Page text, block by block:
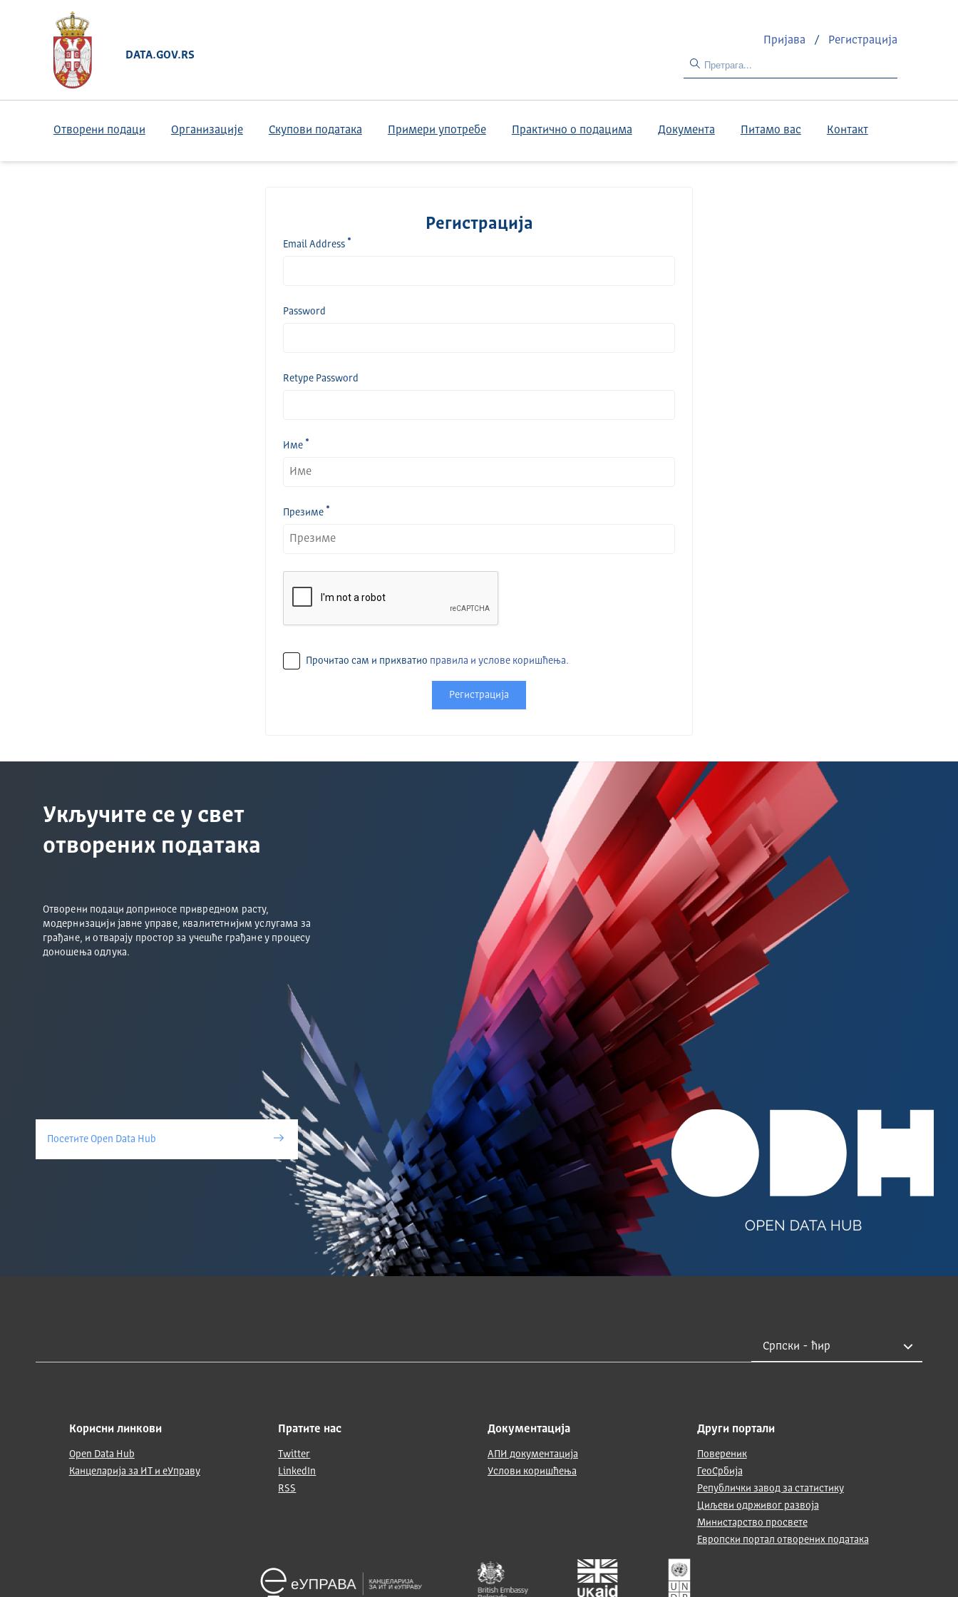
DATA.GOV.RS
Пријава / Регистрација
Отворени подаци Организације Скупови података Примери употребе Практично о подацима Документа Питамо вас Контакт
Регистрација
Email Address
Password
Retype Password
Име
Презиме
Прочитао сам и прихватио правила и услове коришћења.
Регистрација
Укључите се у свет
отворених података
Отворени подаци доприносе привредном расту,
модернизацији јавне управе, квалитетнијим услугама за
грађане, и отварају простор за учешће грађане у процесу
доношења одлука.
Посетите Open Data Hub
Корисни линкови
Open Data Hub
Канцеларија за ИТ и еУправу
Пратите нас
Twitter
LinkedIn
RSS
Документација
АПИ документација
Услови коришћења
Други портали
Повереник
ГеоСрбија
Републички завод за статистику
Циљеви одрживог развоја
Министарство просвете
Европски портал отворених података